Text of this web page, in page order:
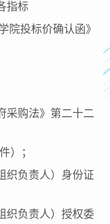
指标
院投标价确认函》
采购法》第二十二
）；
织负责人）身份证
织负责人）授权委